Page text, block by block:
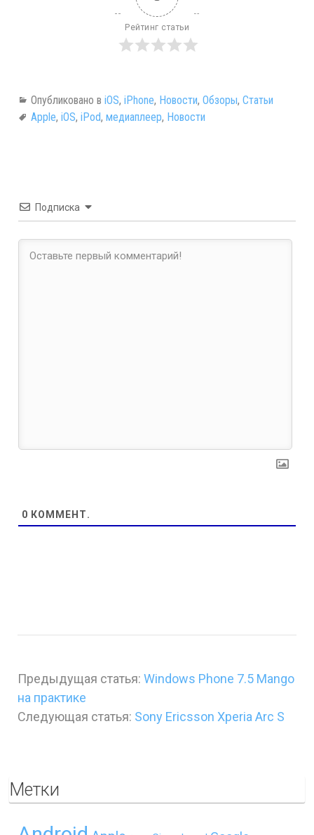
Рейтинг статьи
Опубликовано в iOS, iPhone, Новости, Обзоры, Статьи
Apple, iOS, iPod, медиаплеер, Новости
Подписка
0 КОММЕНТ.
Предыдущая статья: Windows Phone 7.5 Mango
на практике
Следующая статья: Sony Ericsson Xperia Arc S
Метки